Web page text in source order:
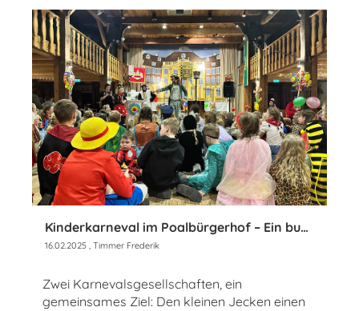
Kinderkarneval im Poalbürgerhof – Ein buntes Spektakel für kleine Jecken!
16.02.2025 , Timmer Frederik
Zwei Karnevalsgesellschaften, ein
gemeinsames Ziel: Den kleinen Jecken einen